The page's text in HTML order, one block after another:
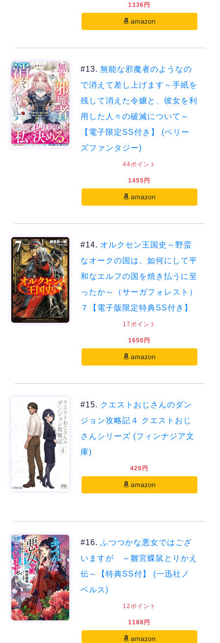
1336円
amazon
#13.無能な邪魔者のようなの
で消えて差し上げます～手紙を
残して消えた令嬢と、彼女を利
用した人々の破滅について～
【電子限定SS付き】 (ベリー
ズファンタジー)
44ポイント
1455円
amazon
#14. オルクセン王国史～野蛮
なオークの国は、如何にして平
和なエルフの国を焼き払うに至
ったか～（サーガフォレスト）
７【電子版限定特典SS付き】
17ポイント
1650円
amazon
#15. クエストおじさんのダン
ジョン攻略記４ クエストおじ
さんシリーズ (フィンナジア文
庫)
420円
amazon
#16.ふつつかな悪女ではござ
いますが ～雛宮蝶鼠とりかえ
伝～【特典SS付】 (一迅社ノ
ベルス)
12ポイント
1188円
amazon